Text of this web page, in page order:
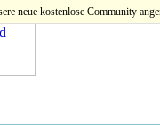
neue kostenlose Community